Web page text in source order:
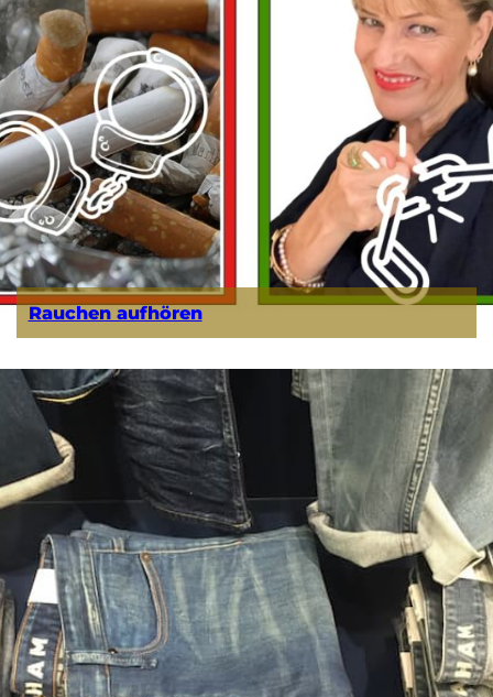
Rauchen aufhören